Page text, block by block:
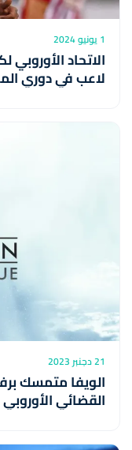
1 يونيو 2024
الاتحاد
لاعب في دوري
21 دجنبر 2023
الويفا متمسك
القضائي الأوروبي